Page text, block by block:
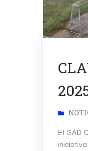
El GAD